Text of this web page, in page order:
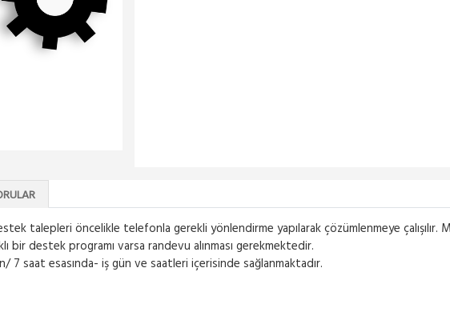
talepleri öncelikle telefonla gerekli yönlendirme yapılarak çözümlenmeye çalışılır.
bir destek programı varsa randevu alınması gerekmektedir.
saat esasında- iş gün ve saatleri içerisinde sağlanmaktadır.